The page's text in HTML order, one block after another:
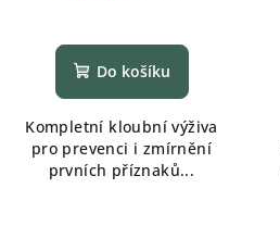
Do košíku
Kompletní kloubní výživa
pro prevenci i zmírnění
prvních příznaků...